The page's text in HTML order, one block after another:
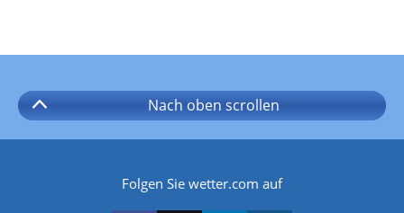
Nach oben scrollen
Folgen Sie wetter.com auf